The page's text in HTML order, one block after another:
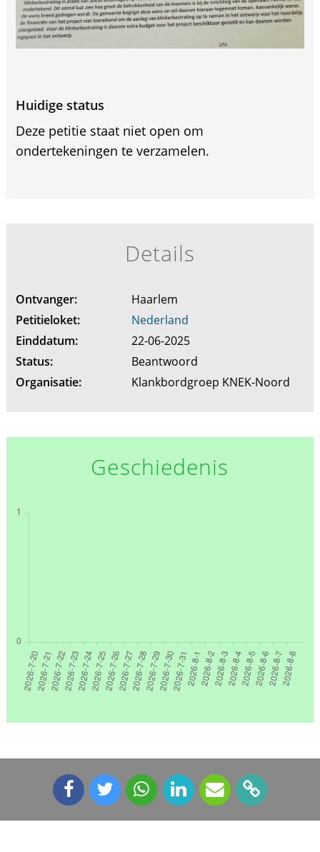
Huidige status
Deze petitie staat niet open om
ondertekeningen te verzamelen.
Details
Ontvanger:
Haarlem
Petitieloket:
Nederland
Einddatum:
22-06-2025
Status:
Beantwoord
Organisatie:
Klankbordgroep KNEK-Noord
Geschiedenis